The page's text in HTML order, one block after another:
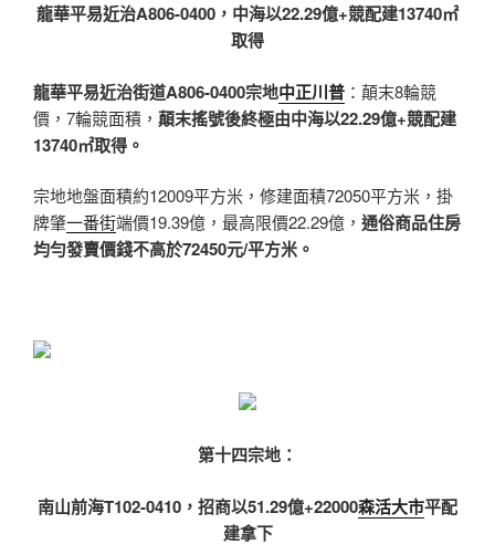
龍華平易近治A806-0400，中海以22.29億+競配建13740㎡
取得
龍華平易近治街道A806-0400宗地中正川普 ：顛末8輪競
價，7輪競面積， 顛末搖號後終極由中海以22.29億+競配建
13740㎡取得。
宗地地盤面積約12009平方米，修建面積72050平方米，掛
牌肇一番街端價19.39億，最高限價22.29億， 通俗商品住房
均勻發賣價錢不高於72450元/平方米。
第十四宗地：
南山前海T102-0410，招商以51.29億+22000森活大市平配
建拿下